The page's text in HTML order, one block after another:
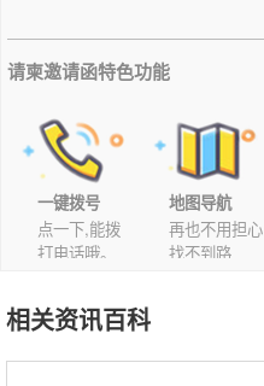
请柬邀请函特色功能
一键拨号
点一下,能拨
打电话哦。
地图导航
再也不用担心
找不到路
相关资讯百科